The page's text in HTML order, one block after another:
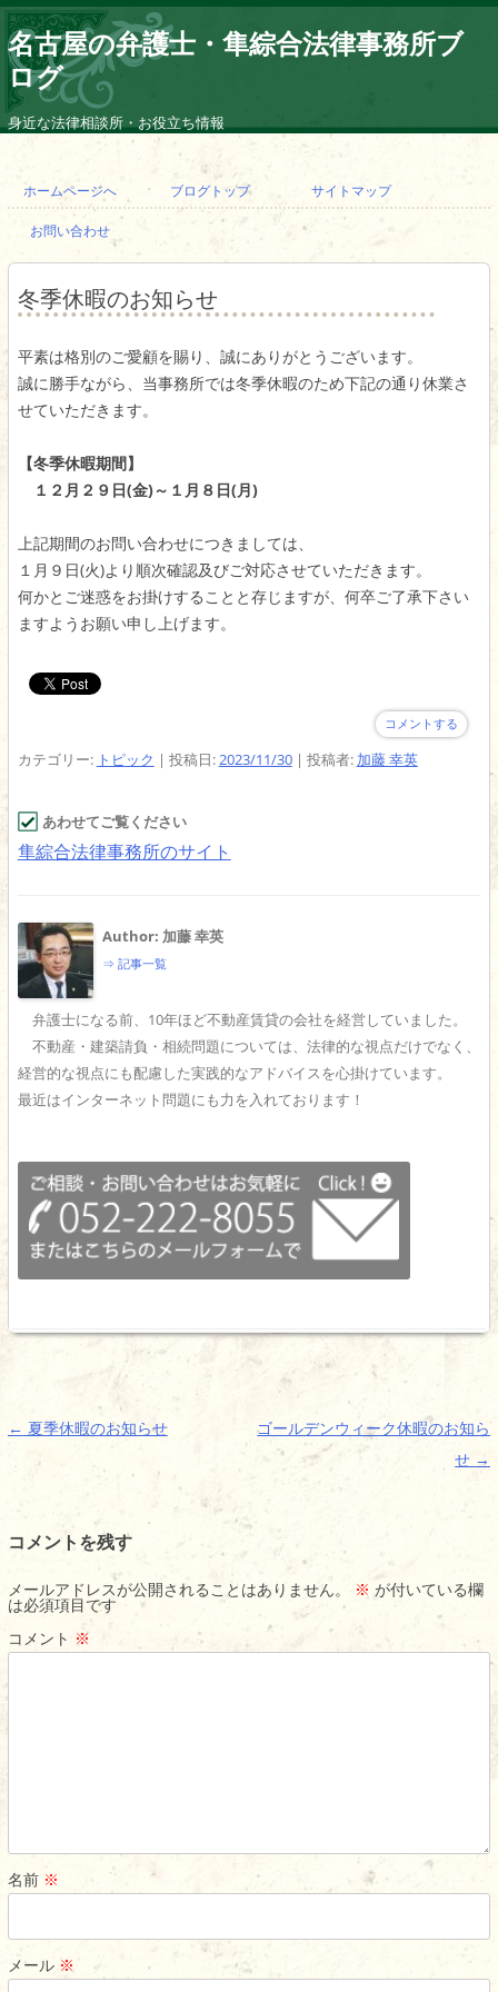
名古屋の弁護士・隼綜合法律事務所ブ
ログ
身近な法律相談所・お役立ち情報
ン
テ
ン
ス
プ
ホームページへ ブログトップ サイトマップ
お問い合わせ
冬季休暇のお知らせ
平素は格別のご愛顧を賜り、誠にありがとうございます。
誠に勝手ながら、当事務所では冬季休暇のため下記の通り休業さ
せていただきます。
【冬季休暇期間】
１２月２９日(金)～１月８日(月)
上記期間のお問い合わせにつきましては、
１月９日(火)より順次確認及びご対応させていただきます。
何かとご迷惑をお掛けすることと存じますが、何卒ご了承下さい
ますようお願い申し上げます。
コメントする
カテゴリー: トピック | 投稿日:2023/11/30| 投稿者: 加藤 幸英
あわせてご覧ください
隼綜合法律事務所のサイト
Author: 加藤 幸英
⇒ 記事一覧
弁護士になる前、10年ほど不動産賃貸の会社を経営していました。
不動産・建築請負・相続問題については、法律的な視点だけでなく、
経営的な視点にも配慮した実践的なアドバイスを心掛けています。
最近はインターネット問題にも力を入れております！
投
ゲ
ー
シ
ョ
← 夏季休暇のお知らせ
ゴールデンウィーク休暇のお知ら
せ →
コメントを残す
メールアドレスが公開されることはありません。 ※ が付いている欄
は必須項目です
コメント ※
名前 ※
メール ※